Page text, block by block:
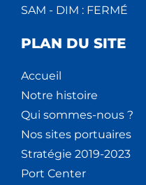
SAM - DIM : FERMÉ
PLAN DU SITE
Accueil
Notre histoire
Qui sommes-nous ?
Nos sites portuaires
Stratégie 2019-2023
Port Center